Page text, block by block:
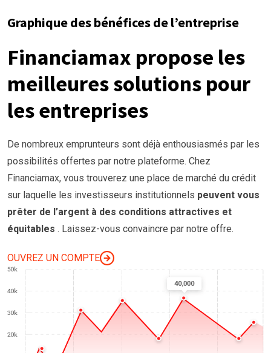
Graphique des bénéfices de l’entreprise
Financiamax propose les
meilleures solutions pour
les entreprises
De nombreux emprunteurs sont déjà enthousiasmés par les
possibilités offertes par notre plateforme. Chez
Financiamax, vous trouverez une place de marché du crédit
sur laquelle les investisseurs institutionnels peuvent vous
prêter de l’argent à des conditions attractives et
équitables . Laissez-vous convaincre par notre offre.
OUVREZ UN COMPTE